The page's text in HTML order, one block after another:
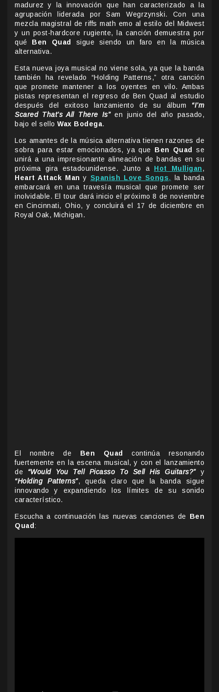
madurez y la innovación que han caracterizado a la
agrupación liderada por Sam Wegrzynski. Con una
mezcla magistral de riffs math emo al estilo del Midwest
y un post-hardcore rugiente, la canción demuestra por
qué Ben Quad
sigue siendo un faro en la música
alternativa.
Esta nueva joya musical no viene sola, ya que la banda
también ha revelado “Holding Patterns,” otra canción
que promete mantener a los oyentes en vilo. Ambas
pistas representan el regreso de Ben Quad al estudio
después del exitoso lanzamiento de su álbum “I’m
Scared That’s All There Is”en junio del año pasado,
bajo el sello Wax Bodega.
Los amantes de la música alternativa tienen razones de
sobra para estar emocionados, ya que Ben Quad
se
unirá a una impresionante alineación de bandas en su
próxima gira estadounidense. Junto a Hot Mulligan,
Heart Attack Man y Spanish Love Songs,
la banda
embarcará en una travesía musical que promete ser
inolvidable. El tour dará inicio el próximo 8 de noviembre
en Cincinnati, Ohio, y concluirá el 17 de diciembre en
Royal Oak, Michigan.
El nombre de Ben Quad
continúa resonando
fuertemente en la escena musical, y con el lanzamiento
de “Would You Tell Picasso To Sell His Guitars?”y
“Holding Patterns”, queda claro que la banda sigue
innovando y expandiendo los límites de su sonido
característico.
Escucha a continuación las nuevas canciones de Ben
Quad :